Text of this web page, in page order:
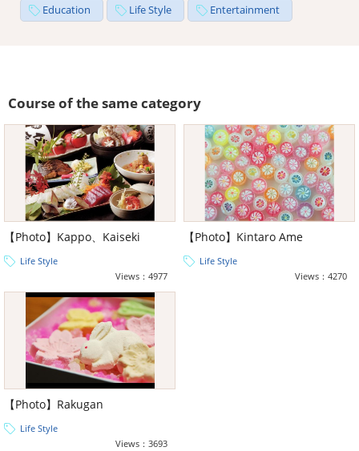
Education
Life Style Entertainment
Course of the same category
【Photo】Kappo、Kaiseki
Life Style
Views：4977
【Photo】Kintaro Ame
Life Style
Views：4270
【Photo】Rakugan
Life Style
Views：3693